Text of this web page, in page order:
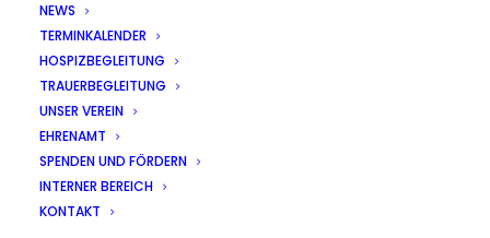
NEWS
TERMINKALENDER
HOSPIZBEGLEITUNG
TRAUERBEGLEITUNG
UNSER VEREIN
EHRENAMT
SPENDEN UND FÖRDERN
INTERNER BEREICH
KONTAKT
Home Hospizbegleitung